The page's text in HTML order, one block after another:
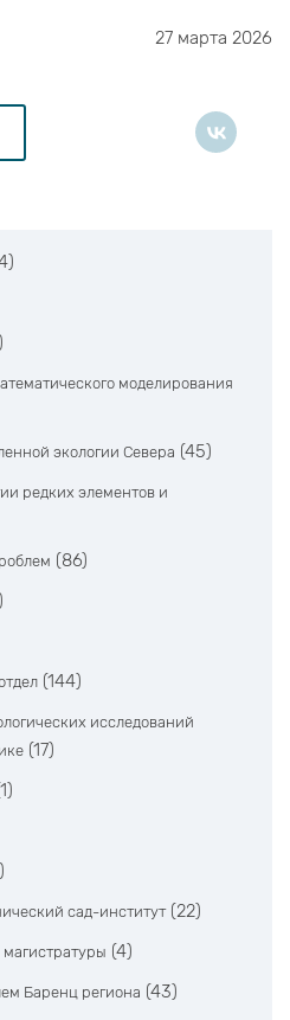
27 марта 2026
моделирования
экологии Севера (45)
редких элементов и
(86)
(144)
исследований
(17)
сад-институт (22)
(4)
Баренц региона (43)